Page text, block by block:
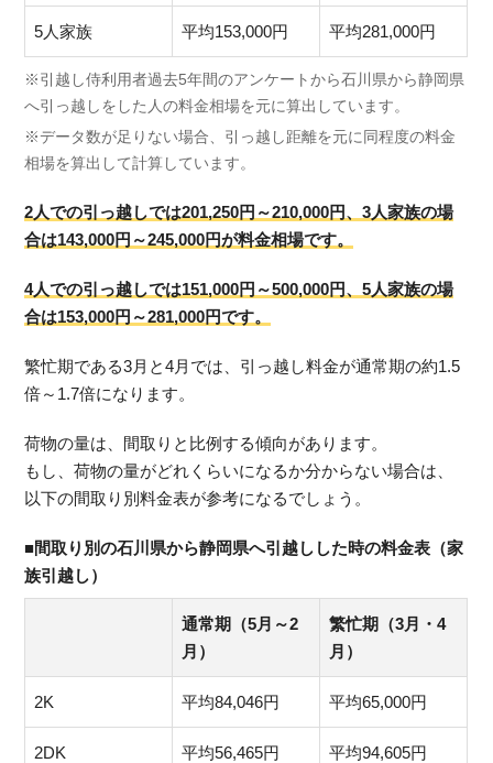
5人家族 平均153,000円 平均281,000円
※引越し侍利用者過去5年間のアンケートから石川県から静岡県
へ引っ越しをした人の料金相場を元に算出しています。
※データ数が足りない場合、引っ越し距離を元に同程度の料金
相場を算出して計算しています。
2人での引っ越しでは201,250円～210,000円、3人家族の場
合は143,000円～245,000円が料金相場です。
4人での引っ越しでは151,000円～500,000円、5人家族の場
合は153,000円～281,000円です。
繁忙期である3月と4月では、引っ越し料金が通常期の約1.5
倍～1.7倍になります。
荷物の量は、間取りと比例する傾向があります。
もし、荷物の量がどれくらいになるか分からない場合は、
以下の間取り別料金表が参考になるでしょう。
■間取り別の石川県から静岡県へ引越しした時の料金表（家
族引越し）
通常期（5月～2
月）
繁忙期（3月・4
月）
2K 平均84,046円 平均65,000円
2DK 平均56,465円 平均94,605円